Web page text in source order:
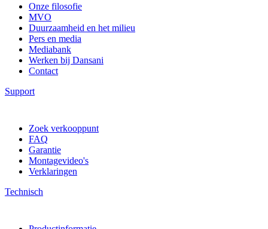
Onze filosofie
MVO
Duurzaamheid en het milieu
Pers en media
Mediabank
Werken bij Dansani
Contact
Support
Zoek verkooppunt
FAQ
Garantie
Montagevideo's
Verklaringen
Technisch